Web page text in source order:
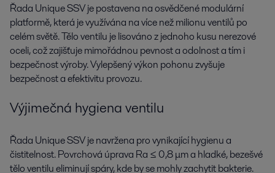
Řada Unique SSV je postavena na osvědčené modulární
platformě, která je využívána na více než milionu ventilů po
celém světě. Tělo ventilu je lisováno z jednoho kusu nerezové
oceli, což zajišťuje mimořádnou pevnost a odolnost a tím i
bezpečnost výroby. Vylepšený výkon pohonu zvyšuje
bezpečnost a efektivitu provozu.
Výjimečná hygiena ventilu
Řada Unique SSV je navržena pro vynikající hygienu a
čistitelnost. Povrchová úprava Ra ≤ 0,8 μm a hladké, bezešvé
tělo ventilu eliminují spáry, kde by se mohly zachytit bakterie.